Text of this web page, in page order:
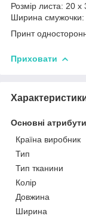
Розмір листа: 20 х
Ширина
Принт
Приховати
Основні атрибути
Країна виробник
Тип
Тип тканини
Колір
Довжина
Ширина